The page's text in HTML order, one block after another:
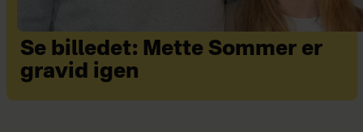
Se billedet: Mette Sommer er
gravid igen